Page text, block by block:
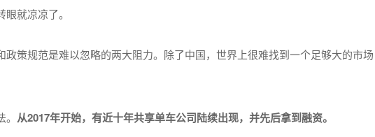
就凉凉了。
政策规范是难以忽略的两大阻力。除了中国，世界上很难找到一个足够大的市场
从2017年开始，有近十年共享单车公司陆续出现，并先后拿到融资。